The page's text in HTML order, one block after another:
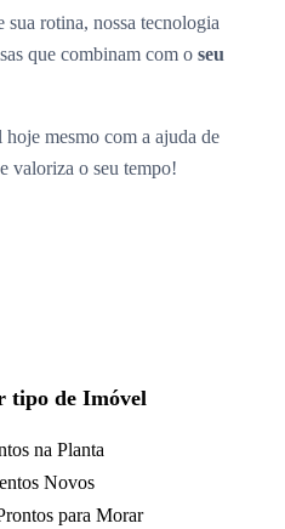
sua rotina, nossa tecnologia
que combinam com o seu
hoje mesmo com a ajuda de
valoriza o seu tempo!
tipo de Imóvel
na Planta
Novos
para Morar